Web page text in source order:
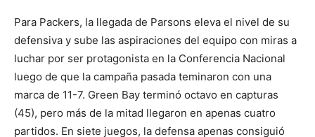
Para Packers, la llegada de Parsons eleva el nivel de su
defensiva y sube las aspiraciones del equipo con miras a
luchar por ser protagonista en la Conferencia Nacional
luego de que la campaña pasada teminaron con una
marca de 11-7. Green Bay terminó octavo en capturas
(45), pero más de la mitad llegaron en apenas cuatro
partidos. En siete juegos, la defensa apenas consiguió